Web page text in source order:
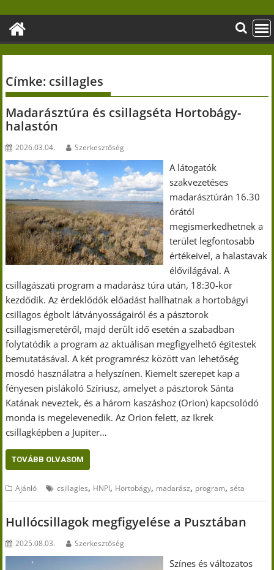
content
Címke: csillagles
Madarásztúra és csillagséta Hortobágy-
halastón
2026.03.04. Szerkesztőség
A látogatók
szakvezetéses
madarásztúrán 16.30
órától
megismerkedhetnek a
terület legfontosabb
értékeivel, a halastavak
élővilágával. A
csillagászati program a madarász túra után, 18:30-kor
kezdődik. Az érdeklődők előadást hallhatnak a hortobágyi
csillagos égbolt látványosságairól és a pásztorok
csillagismeretéről, majd derült idő esetén a szabadban
folytatódik a program az aktuálisan megfigyelhető égitestek
bemutatásával. A két programrész között van lehetőség
mosdó használatra a helyszínen. Kiemelt szerepet kap a
fényesen pislákoló Szíriusz, amelyet a pásztorok Sánta
Katának neveztek, és a három kaszáshoz (Orion) kapcsolódó
monda is megelevenedik. Az Orion felett, az Ikrek
csillagképben a Jupiter…
TOVÁBB OLVASOM
Ajánló csillagles, HNPI, Hortobágy, madarász, program,séta
Hullócsillagok megfigyelése a Pusztában
2025.08.03. Szerkesztőség
Színes és változatos